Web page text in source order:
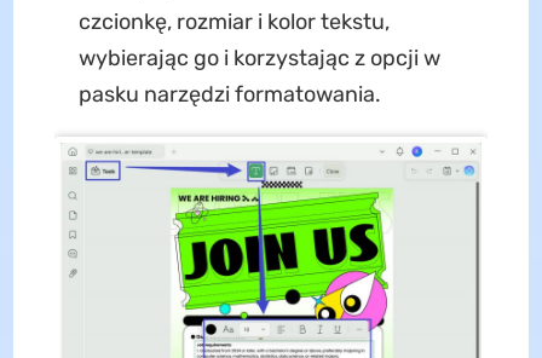
czcionkę, rozmiar i kolor tekstu,
wybierając go i korzystając z opcji w
pasku narzędzi formatowania.